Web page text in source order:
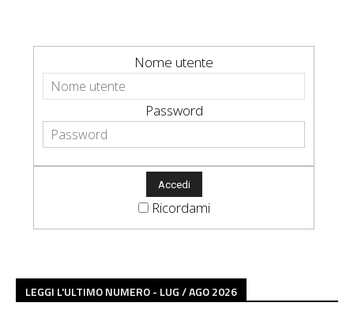
Nome utente
Password
Ricordami
LEGGI L'ULTIMO NUMERO - LUG / AGO 2026